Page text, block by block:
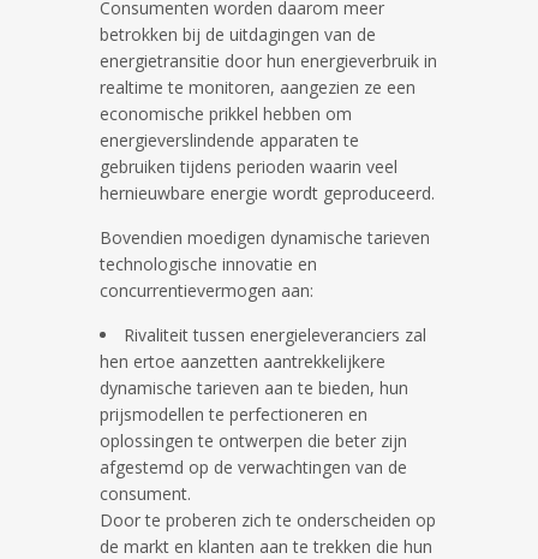
Consumenten worden daarom meer
betrokken bij de uitdagingen van de
energietransitie door hun energieverbruik in
realtime te monitoren, aangezien ze een
economische prikkel hebben om
energieverslindende apparaten te
gebruiken tijdens perioden waarin veel
hernieuwbare energie wordt geproduceerd.
Bovendien moedigen dynamische tarieven
technologische innovatie en
concurrentievermogen aan:
Rivaliteit tussen energieleveranciers zal
hen ertoe aanzetten aantrekkelijkere
dynamische tarieven aan te bieden, hun
prijsmodellen te perfectioneren en
oplossingen te ontwerpen die beter zijn
afgestemd op de verwachtingen van de
consument.
Door te proberen zich te onderscheiden op
de markt en klanten aan te trekken die hun